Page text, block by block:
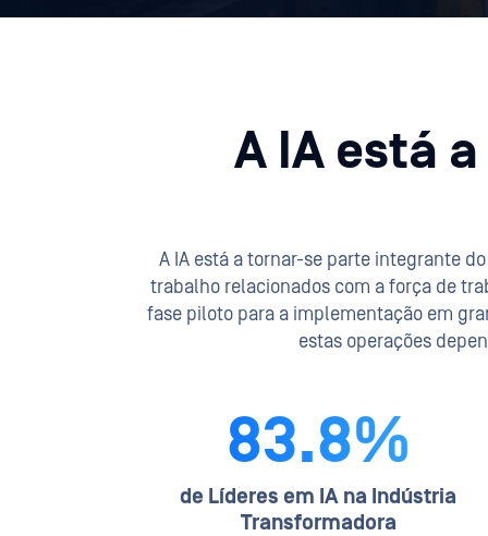
A IA está
A IA está a tornar-se parte integrante
trabalho relacionados com a força de
fase piloto para a implementação em
estas operações
83.8%
de Líderes em IA na Indústria
Transformadora